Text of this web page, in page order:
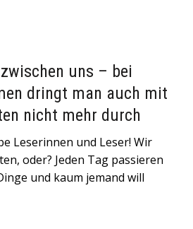
uns – bei
dringt man auch mit
nicht mehr durch
Leserinnen und Leser! Wir
oder? Jeden Tag passieren
und kaum jemand will